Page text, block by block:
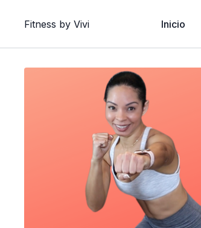
Fitness by Vivi Inicio